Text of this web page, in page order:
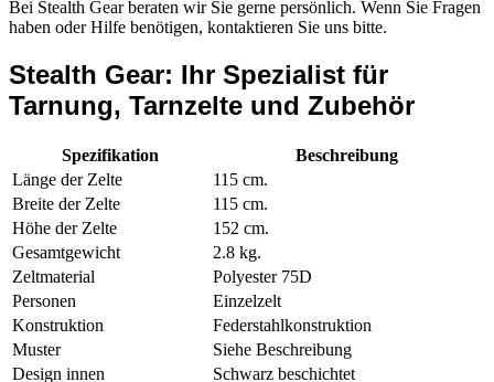
Bei Stealth Gear beraten wir Sie gerne persönlich. Wenn Sie Fragen
haben oder Hilfe benötigen, kontaktieren Sie uns bitte.
Stealth Gear: Ihr Spezialist für
Tarnung, Tarnzelte und Zubehör
Spezifikation
Beschreibung
Länge der Zelte
115 cm.
Breite der Zelte
115 cm.
Höhe der Zelte
152 cm.
Gesamtgewicht
2.8 kg.
Zeltmaterial
Polyester 75D
Personen
Einzelzelt
Konstruktion
Federstahlkonstruktion
Muster
Siehe Beschreibung
Design innen
Schwarz beschichtet